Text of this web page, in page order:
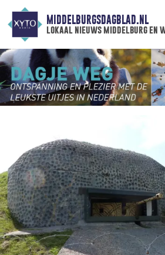
MIDDELBURGSDAGBLAD.NL
lokaal nieuws middelburg en